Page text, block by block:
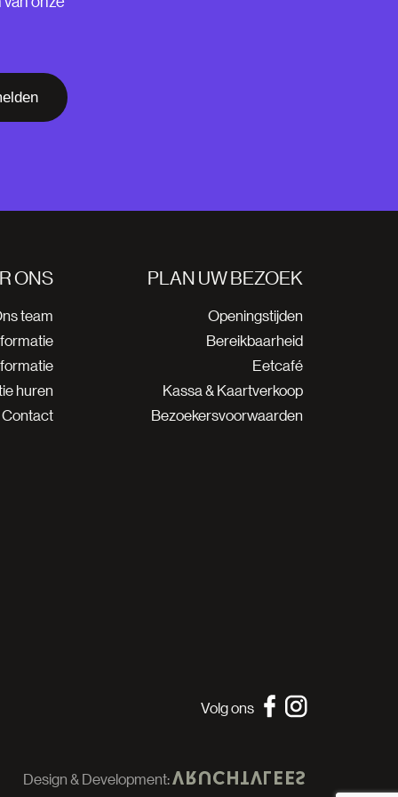
PLAN UW BEZOEK
Openingstijden
Bereikbaarheid
Eetcafé
Kassa & Kaartverkoop
Bezoekersvoorwaarden
ONS
team
huren
Contact
Volg ons
Design & Development: